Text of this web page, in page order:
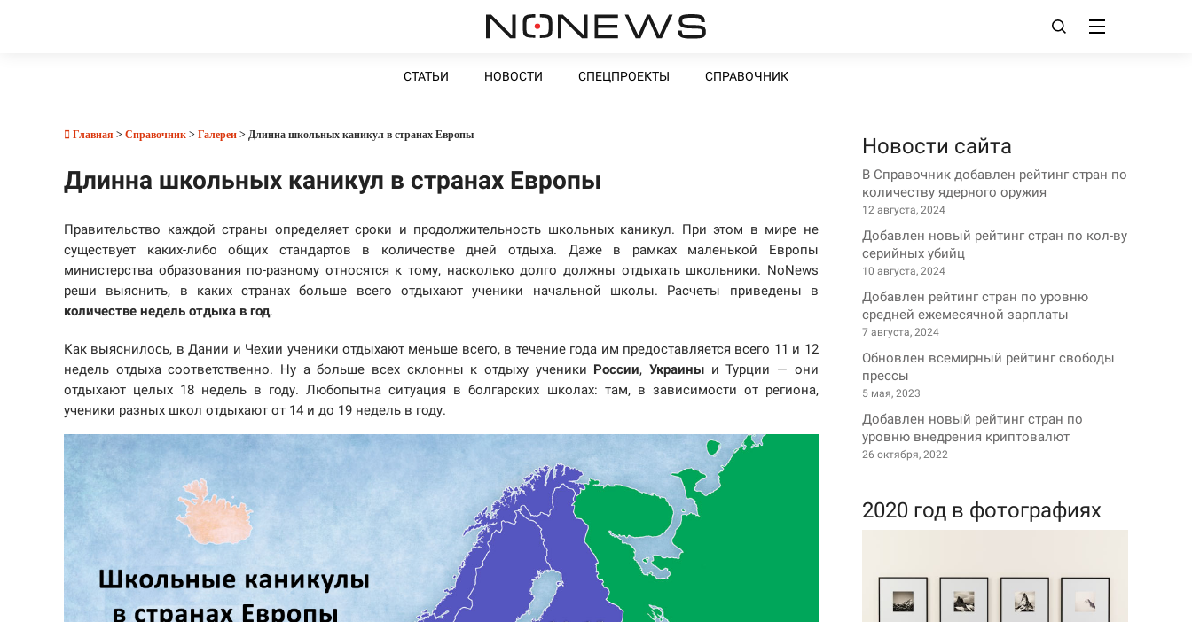
СТАТЬИ НОВОСТИ СПЕЦПРОЕКТЫ СПРАВОЧНИК
Главная > Справочник > Галереи > Длинна школьных каникул в странах Европы
Длинна школьных каникул в странах Европы
Правительство каждой страны определяет сроки и продолжительность школьных каникул. При этом в мире не
существует каких-либо общих стандартов в количестве дней отдыха. Даже в рамках маленькой Европы
министерства образования по-разному относятся к тому, насколько долго должны отдыхать школьники. NoNews
реши выяснить, в каких странах больше всего отдыхают ученики начальной школы. Расчеты приведены в
количестве недель отдыха в год.
Как выяснилось, в Дании и Чехии ученики отдыхают меньше всего, в течение года им предоставляется всего 11 и 12
недель отдыха соответственно. Ну а больше всех склонны к отдыху ученики России,Украины и Турции — они
отдыхают целых 18 недель в году. Любопытна ситуация в болгарских школах: там, в зависимости от региона,
ученики разных школ отдыхают от 14 и до 19 недель в году.
Новости сайта
В Справочник добавлен рейтинг стран по
количеству ядерного оружия
12 августа, 2024
Добавлен новый рейтинг стран по кол-ву
серийных убийц
10 августа, 2024
Добавлен рейтинг стран по уровню
средней ежемесячной зарплаты
7 августа, 2024
Обновлен всемирный рейтинг свободы
прессы
5 мая, 2023
Добавлен новый рейтинг стран по
уровню внедрения криптовалют
26 октября, 2022
2020 год в фотографиях